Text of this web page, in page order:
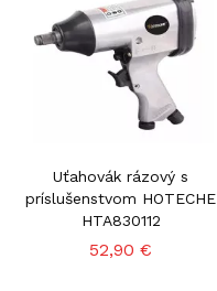
Uťahovák rázový s
príslušenstvom HOTECHE
HTA830112
52,90 €